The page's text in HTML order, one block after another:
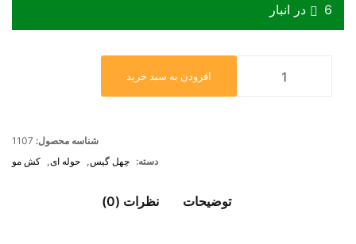
6 در انبار
پک کش عروسکی- کد 1107 عدد
افزودن به سبد خرید
شناسه محصول: 1107
دسته: چهل گیس حوله ای کش مو
توضیحات نظرات (0)